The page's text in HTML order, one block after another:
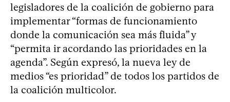
legisladores de la coalición de gobierno para
implementar “formas de funcionamiento
donde la comunicación sea más fluida” y
“permita ir acordando las prioridades en la
agenda”. Según expresó, la nueva ley de
medios “es prioridad” de todos los partidos de
la coalición multicolor.